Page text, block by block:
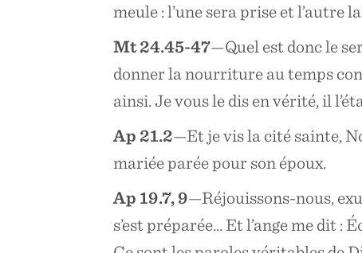
meule : l’une sera prise et l’autre
Mt 24.45-47—Quel est donc le
donner la nourriture au temps
ainsi. Je vous le dis en vérité, il
Ap 21.2—Et je vis la cité sainte,
mariée parée pour son époux.
Ap 19.7, 9—Réjouissons-nous,
s’est préparée... Et l’ange me dit :